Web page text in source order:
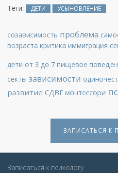
Теги: ДЕТИ УСЫНОВЛЕНИЕ
созависимость проблема
возраста критика иммиграция
дети от 3 до 7 пищевое
секты зависимости
развитие СДВГ монтессори
ЗАПИСАТЬСЯ К
Записаться к психологу